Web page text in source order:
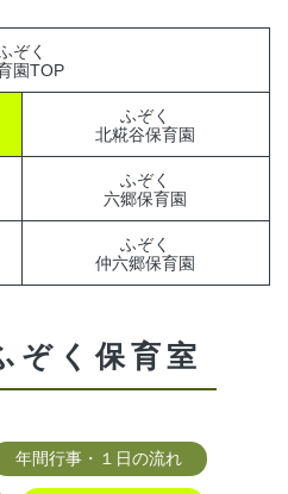
ぞく
園TOP
ふぞく
北糀谷保育園
ふぞく
六郷保育園
ふぞく
仲六郷保育園
ぞく保育室
年間行事・１日の流れ